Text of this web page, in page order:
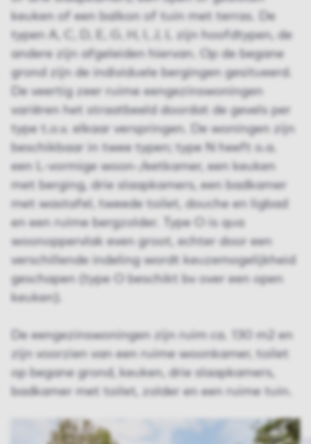
keuken of een balkon of tuin met terras. De
typen A, C, D, E, G, H, I, J, L zijn hoofdtypen, de
andere zijn afgeleiden hiervan. Op de begane
grond zijn de individuele bergingen gesitueerd.
De veertig zeer ruime eengezinswoningen
variëren het straatbeeld doordat de gevels per
type t.o.v. elkaar verspringen. De woningen zijn
beschikbaar in twee typen; type N heeft o.a.
een L-vormige woon-/eetkamer, een keuken
met berging, drie slaapkamers, een badkamer
met wastafel, tweede toilet, douche en ligbad
en een ruime bergzolder. Type O is qua
woonoppervlak even groot, echter door een
verschillende indeling wordt keuzemogelijkheid
geschapen (type O beschikt bv over een open
keuken).
De eengezinswoningen zijn ruim ca. 130 m2 en
zijn voorzien van een ruime woonkamer, toilet
op begane grond, keuken, drie slaapkamers,
badkamer met toilet, zolder en een ruime tuin.